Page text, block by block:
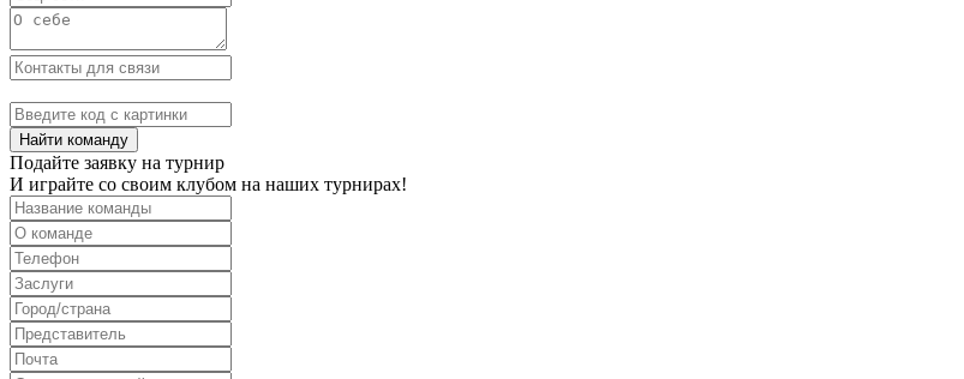
Найти команду
Подайте заявку на турнир
И играйте со своим клубом на наших турнирах!